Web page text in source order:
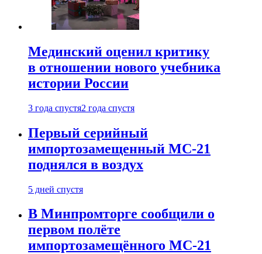
Мединский оценил критику
в отношении нового учебника
истории России
3 года спустя2 года спустя
Первый серийный
импортозамещенный МС-21
поднялся в воздух
5 дней спустя
В Минпромторге сообщили о
первом полёте
импортозамещённого МС-21